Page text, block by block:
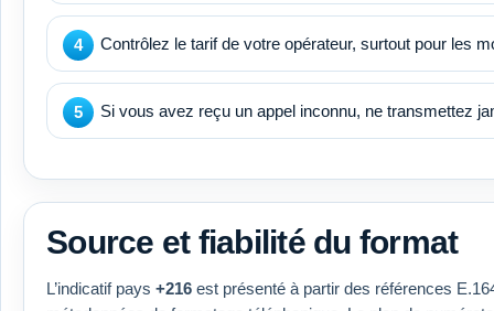
Contrôlez le tarif de votre opérateur, surtout pour les
Si vous avez reçu un appel inconnu, ne transmettez
Source et fiabilité du format
L’indicatif pays +216 est présenté à partir des références